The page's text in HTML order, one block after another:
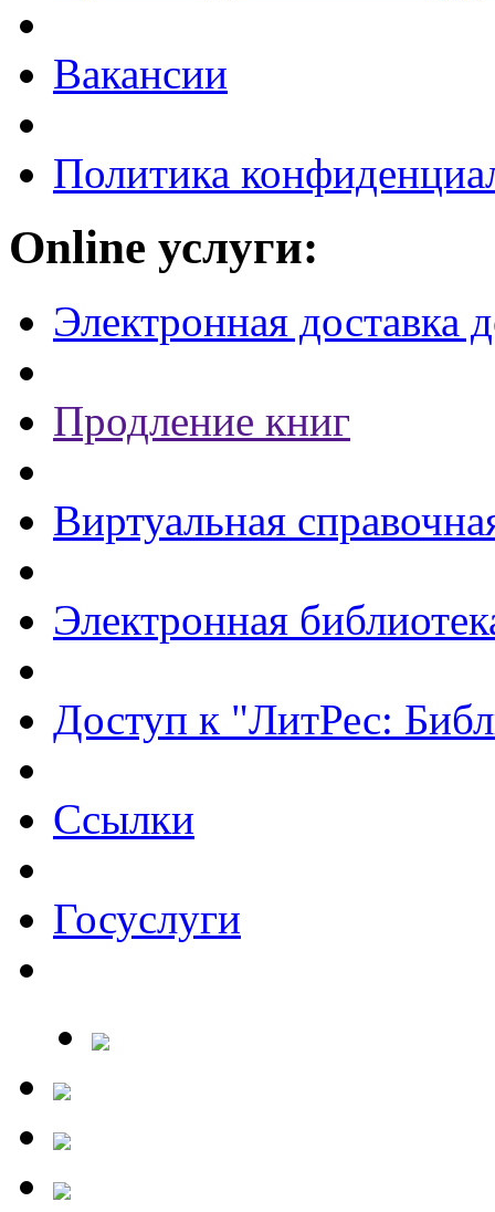
Вакансии
Политика
Online услуги:
Электронная доставка
Продление книг
Виртуальная
Электронная
Доступ к "ЛитРес:
Ссылки
Госуслуги